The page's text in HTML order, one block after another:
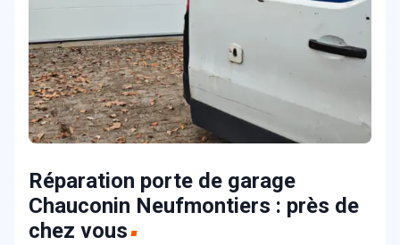
Réparation porte de garage
Chauconin Neufmontiers : près de
chez vous